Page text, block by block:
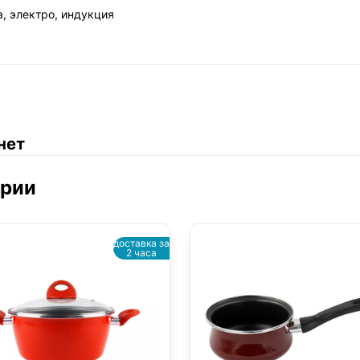
электро, индукция
доставка за
2 часа